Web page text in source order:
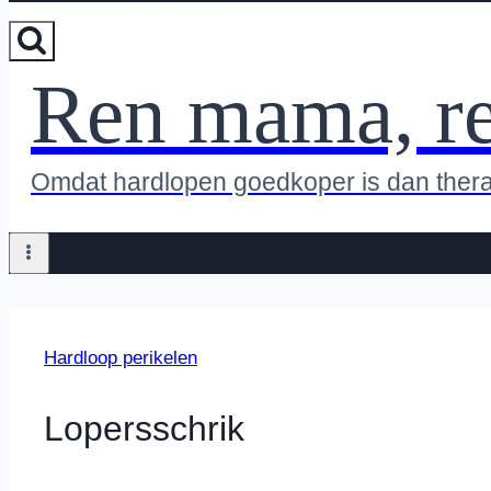
Ren mama,
Omdat hardlopen goedkoper is dan
Hardloop perikelen
Lopersschrik